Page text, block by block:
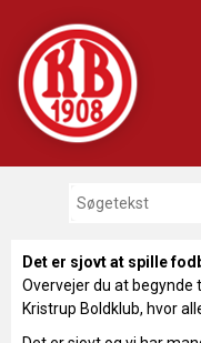
Det er sjovt at spille
Overvejer du at begynde
Kristrup Boldklub, hvor